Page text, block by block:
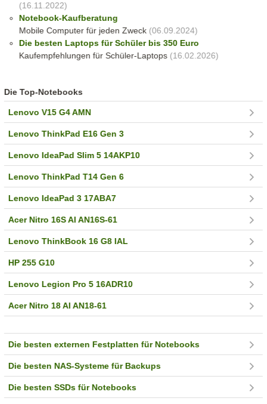
(16.11.2022)
Notebook-Kaufberatung
Mobile Computer für jeden Zweck(06.09.2024)
Die besten Laptops für Schüler bis 350 Euro
Kaufempfehlungen für Schüler-Laptops(16.02.2026)
Die Top-Notebooks
Lenovo V15 G4 AMN
Lenovo ThinkPad E16 Gen 3
Lenovo IdeaPad Slim 5 14AKP10
Lenovo ThinkPad T14 Gen 6
Lenovo IdeaPad 3 17ABA7
Acer Nitro 16S AI AN16S-61
Lenovo ThinkBook 16 G8 IAL
HP 255 G10
Lenovo Legion Pro 5 16ADR10
Acer Nitro 18 AI AN18-61
Die besten externen Festplatten für Notebooks
Die besten NAS-Systeme für Backups
Die besten SSDs für Notebooks